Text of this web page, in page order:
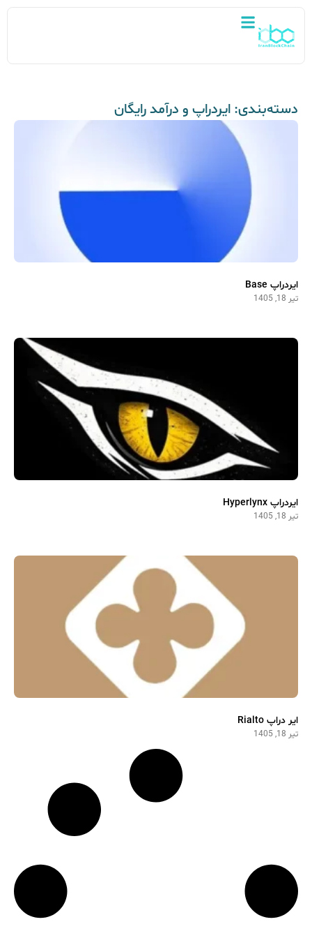
دسته‌بندی: ایردراپ و درآمد رایگان
ایردراپ Base
تیر 18, 1405
ایردراپ Hyperlynx
تیر 18, 1405
ایر دراپ Rialto
تیر 18, 1405